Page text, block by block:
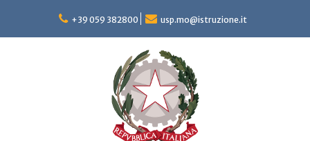
content
+39 059 382800 usp.mo@istruzione.it